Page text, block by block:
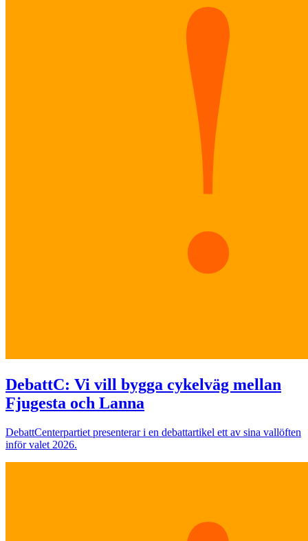
DebattC: Vi vill bygga cykelväg mellan
Fjugesta och Lanna
DebattCenterpartiet presenterar i en debattartikel ett av sina vallöften
inför valet 2026.